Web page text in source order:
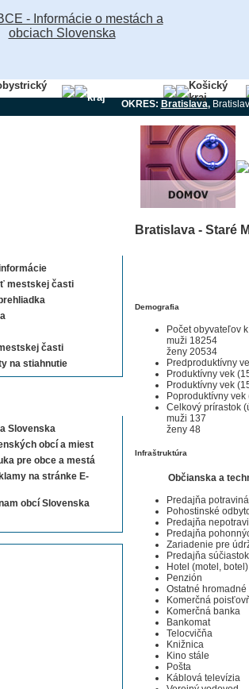
kraj
Košický
kraj
OKRES: Bratislava,
mestskej časti
časti
na stiahnutie
Slovenska
obcí a miest
pre obce a mestá
na stránke E-
obcí Slovenska
Bratislava - Staré
Demografia
Počet obyvateľov
muži 18254
ženy 20534
Predproduktívny
Produktívny vek
Produktívny vek
Poproduktívny
Celkový prírastok
muži 137
ženy 48
Infraštruktúra
Občianska a
Predajňa
Pohostinské
Predajňa
Predajňa
Zariadenie pre
Predajňa
Hotel (motel, botel)
Penzión
Ostatné
Komerčná
Komerčná banka
Bankomat
Telocvičňa
Knižnica
Kino stále
Pošta
Káblová televízia